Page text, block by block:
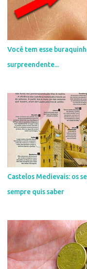
n
t
i
o
Você tem esse
surpreendente...
Castelos Medievais: os
sempre quis saber